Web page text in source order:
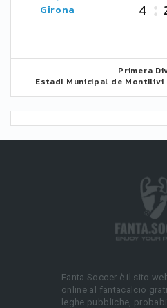
Girona 4
Primera
Estadi Municipal de
Fanta.Soccer è il sito
online al fantacalcio
leghe pubbliche,